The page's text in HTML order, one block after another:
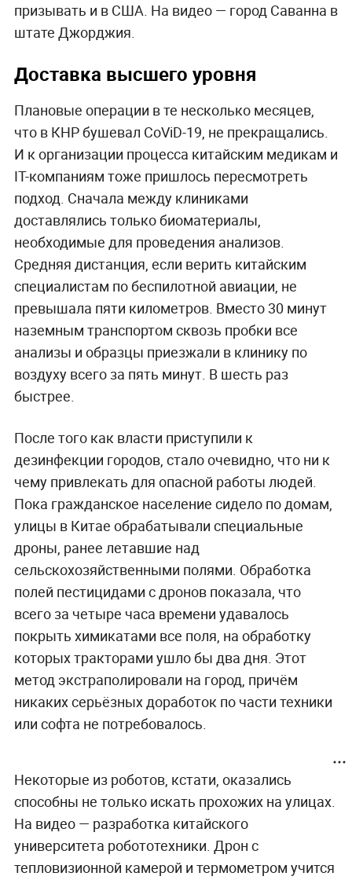
призывать и в США. На видео — город Саванна в
штате Джорджия.
Доставка высшего уровня
Плановые операции в те несколько месяцев,
что в КНР бушевал CoViD-19, не прекращались.
И к организации процесса китайским медикам и
IT-компаниям тоже пришлось пересмотреть
подход. Сначала между клиниками
доставлялись только биоматериалы,
необходимые для проведения анализов.
Средняя дистанция, если верить китайским
специалистам по беспилотной авиации, не
превышала пяти километров. Вместо 30 минут
наземным транспортом сквозь пробки все
анализы и образцы приезжали в клинику по
воздуху всего за пять минут. В шесть раз
быстрее.
После того как власти приступили к
дезинфекции городов, стало очевидно, что ни к
чему привлекать для опасной работы людей.
Пока гражданское население сидело по домам,
улицы в Китае обрабатывали специальные
дроны, ранее летавшие над
сельскохозяйственными полями. Обработка
полей пестицидами с дронов показала, что
всего за четыре часа времени удавалось
покрыть химикатами все поля, на обработку
которых тракторами ушло бы два дня. Этот
метод экстраполировали на город, причём
никаких серьёзных доработок по части техники
или софта не потребовалось.
Некоторые из роботов, кстати, оказались
способны не только искать прохожих на улицах.
На видео — разработка китайского
университета робототехники. Дрон с
тепловизионной камерой и термометром учится